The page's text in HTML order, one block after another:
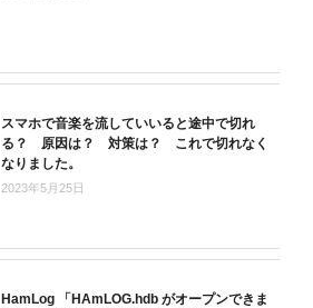
スマホで音楽を流していいると途中で切れ
る？ 原因は？ 対策は？ これで切れなく
なりました。
2023年5月25日
HamLog 「HAmLOG.hdb がオープンできま